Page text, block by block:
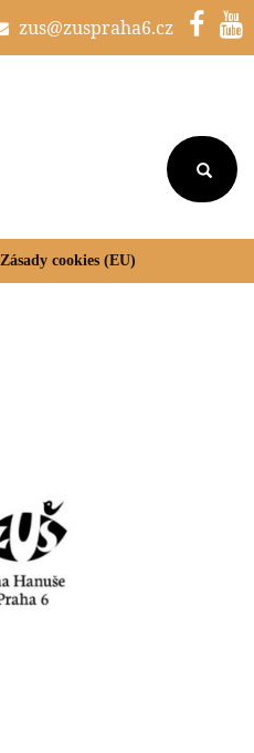
zus@zuspraha6.cz
Zásady cookies (EU)